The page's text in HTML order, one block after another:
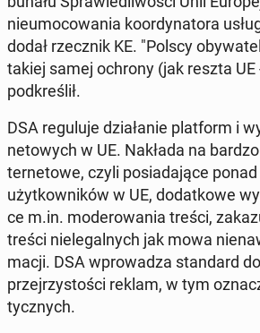
nie­umo­co­wa­nia ko­or­dy­na­to­ra
dodał rzecz­nik KE. "Polscy
takiej samej ochrony (jak reszta UE
pod­kre­ślił.
DSA re­gu­lu­je dzia­ła­nie plat­form i
ne­to­wych w UE. Nakłada na
ter­ne­to­we, czyli po­sia­da­ją­ce
użyt­kow­ni­ków w UE, do­dat­ko­we
ce m.in. mo­de­ro­wa­nia treści,
treści nie­le­gal­nych jak mowa
ma­cji. DSA wpro­wa­dza stan­dard
przej­rzy­sto­ści reklam, w tym
tycz­nych.